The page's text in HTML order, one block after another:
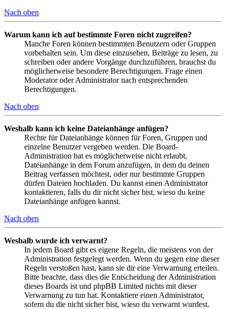
Nach oben
Warum kann ich auf bestimmte Foren nicht zugreifen?
Manche Foren können bestimmten Benutzern oder Gruppen
vorbehalten sein. Um diese einzusehen, Beiträge zu lesen, zu
schreiben oder andere Vorgänge durchzuführen, brauchst du
möglicherweise besondere Berechtigungen. Frage einen
Moderator oder Administrator nach entsprechenden
Berechtigungen.
Nach oben
Weshalb kann ich keine Dateianhänge anfügen?
Rechte für Dateianhänge können für Foren, Gruppen und
einzelne Benutzer vergeben werden. Die Board-
Administration hat es möglicherweise nicht erlaubt,
Dateianhänge in dem Forum anzufügen, in dem du deinen
Beitrag verfassen möchtest, oder nur bestimmte Gruppen
dürfen Dateien hochladen. Du kannst einen Administrator
kontaktieren, falls du dir nicht sicher bist, wieso du keine
Dateianhänge anfügen kannst.
Nach oben
Weshalb wurde ich verwarnt?
In jedem Board gibt es eigene Regeln, die meistens von der
Administration festgelegt werden. Wenn du gegen eine dieser
Regeln verstoßen hast, kann sie dir eine Verwarnung erteilen.
Bitte beachte, dass dies die Entscheidung der Administration
dieses Boards ist und phpBB Limited nichts mit dieser
Verwarnung zu tun hat. Kontaktiere einen Administrator,
sofern du die nicht sicher bist, wieso du verwarnt wurdest.